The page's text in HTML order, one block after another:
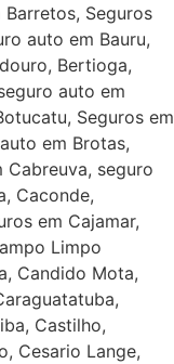
Seguros
auto em Bauru,
Bertioga,
auto em
Seguros em
em Brotas,
Cabreuva, seguro
Caconde,
em Cajamar,
Limpo
Candido Mota,
Castilho,
Cesario Lange,